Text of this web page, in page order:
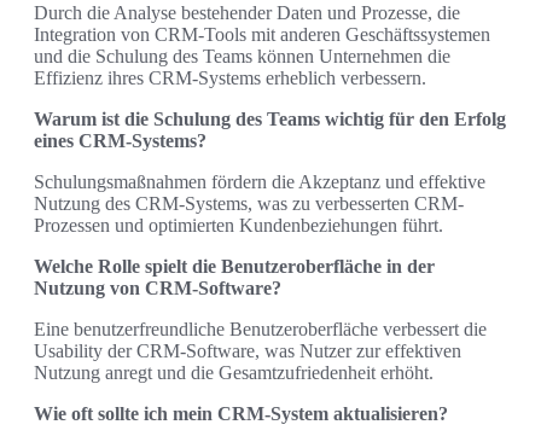
Durch die Analyse bestehender Daten und Prozesse, die
Integration von CRM-Tools mit anderen Geschäftssystemen
und die Schulung des Teams können Unternehmen die
Effizienz ihres CRM-Systems erheblich verbessern.
Warum ist die Schulung des Teams wichtig für den Erfolg
eines CRM-Systems?
Schulungsmaßnahmen fördern die Akzeptanz und effektive
Nutzung des CRM-Systems, was zu verbesserten CRM-
Prozessen und optimierten Kundenbeziehungen führt.
Welche Rolle spielt die Benutzeroberfläche in der
Nutzung von CRM-Software?
Eine benutzerfreundliche Benutzeroberfläche verbessert die
Usability der CRM-Software, was Nutzer zur effektiven
Nutzung anregt und die Gesamtzufriedenheit erhöht.
Wie oft sollte ich mein CRM-System aktualisieren?